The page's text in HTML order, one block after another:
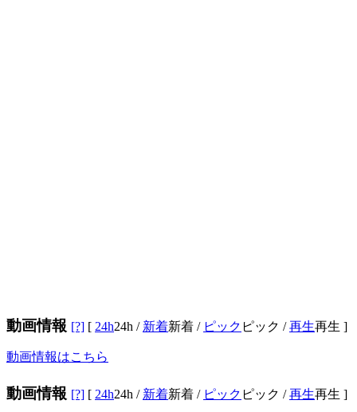
動画情報 [?] [ 24h24h / 新着新着 / ピック ピック /再生再生 ]
動画情報はこちら
動画情報 [?] [ 24h24h / 新着新着 / ピック ピック /再生再生 ]